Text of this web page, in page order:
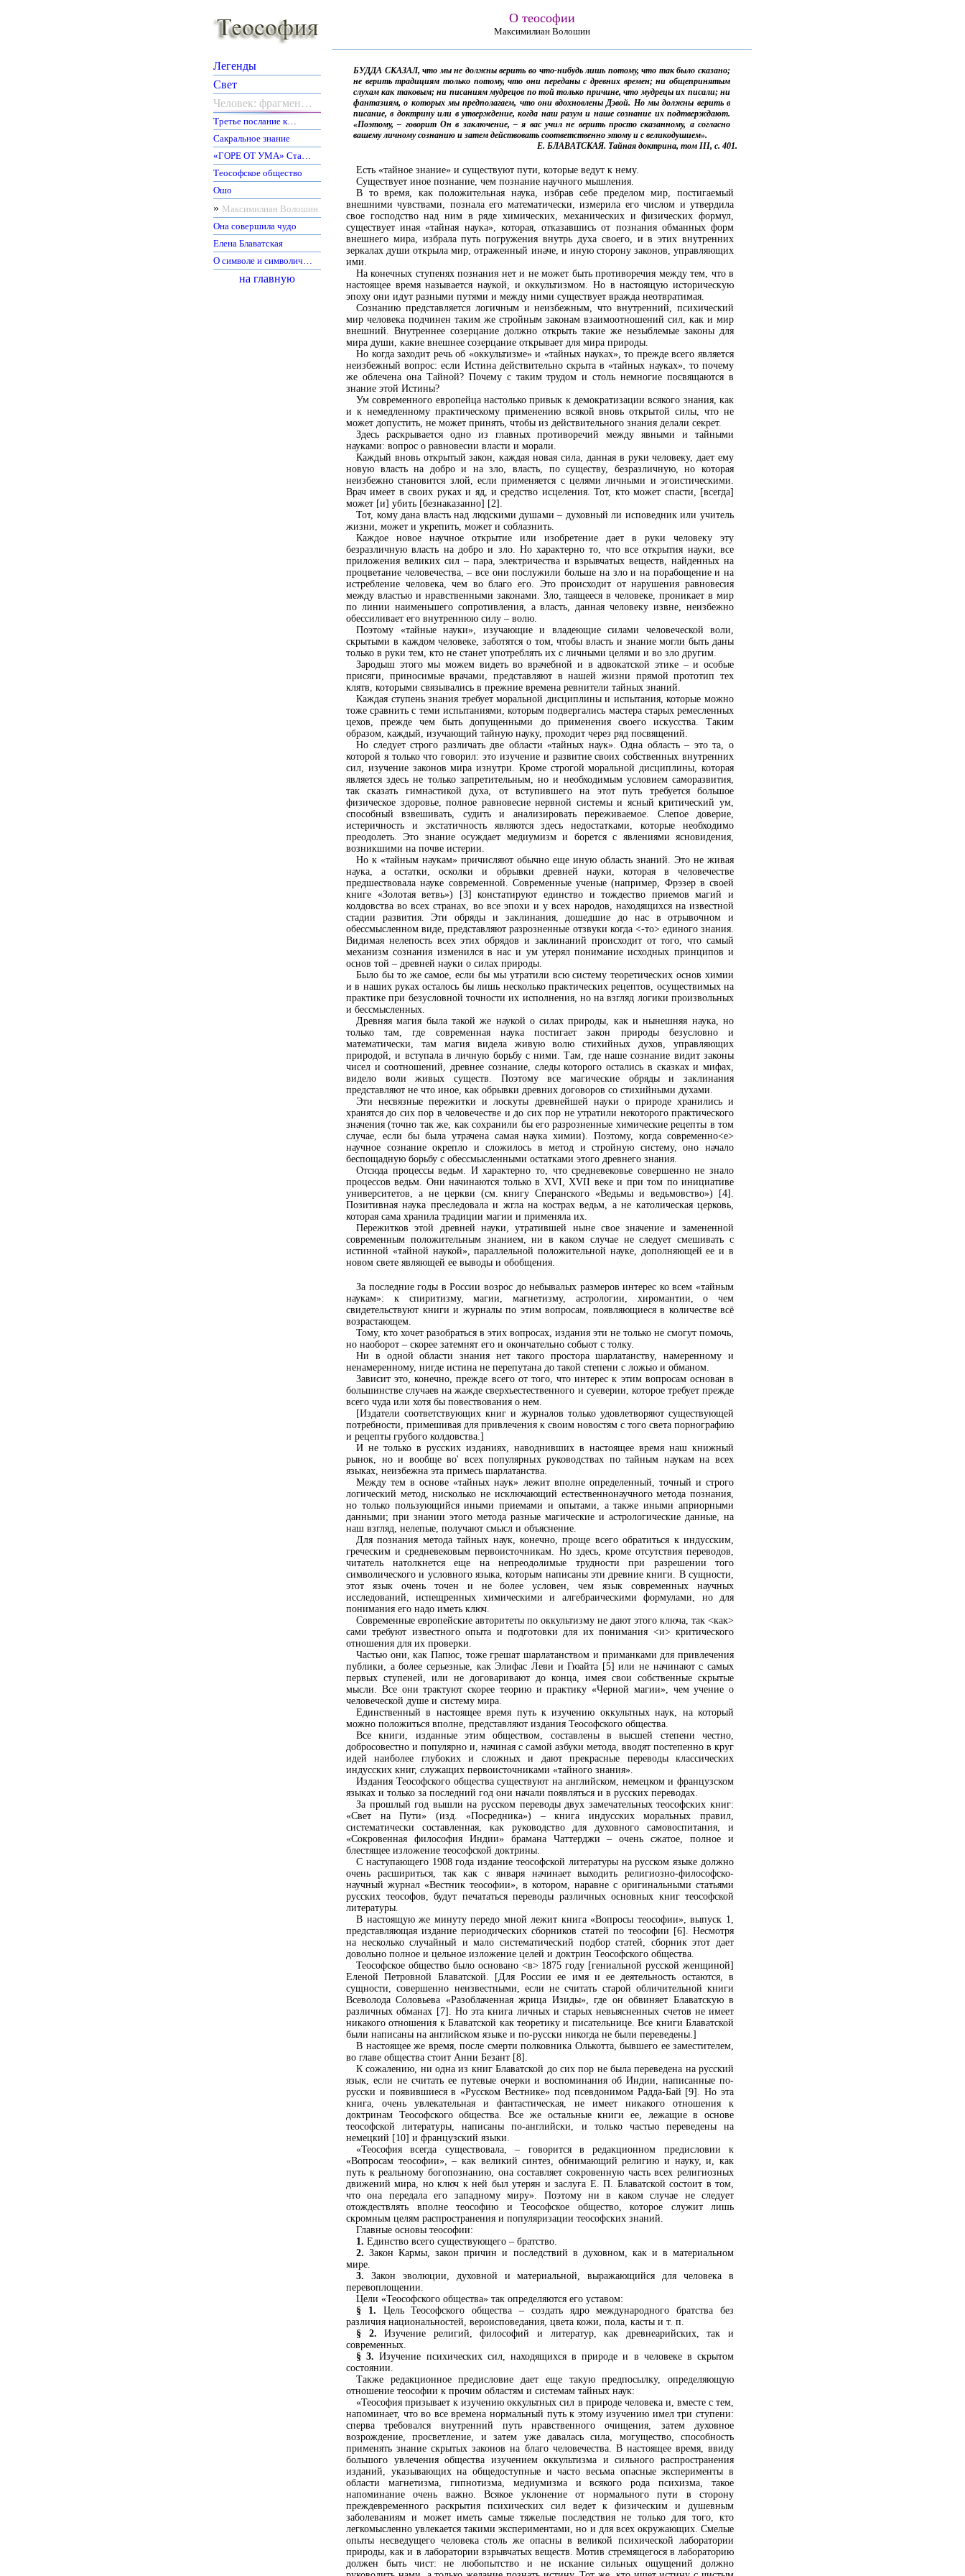
О теософии
Максимилиан Волошин
Легенды
Свет
Человек: фрагмен…
Третье послание к…
Сакральное знание
«ГОРЕ ОТ УМА» Ста…
Теософское общество
Ошо
» Максимилиан Волошин
Она совершила чудо
Елена Блаватская
О символе и символич…
на главную
БУДДА СКАЗАЛ, что мы не должны верить во что-нибудь лишь потому, что так было сказано;
не верить традициям только потому, что они переданы с древних времен; ни общепринятым
слухам как таковым; ни писаниям мудрецов по той только причине, что мудрецы их писали; ни
фантазиям, о которых мы предполагаем, что они вдохновлены Дэвой. Но мы должны верить в
писание, в доктрину или в утверждение, когда наш разум и наше сознание их подтверждают.
«Поэтому, – говорит Он в заключение, – я вас учил не верить просто сказанному, а согласно
вашему личному сознанию и затем действовать соответственно этому и с великодушием».
Е. БЛАВАТСКАЯ. Тайная доктрина, том III, с. 401.
Есть «тайное знание» и существуют пути, которые ведут к нему.
Существует иное познание, чем познание научного мышления.
В то время, как положительная наука, избрав себе пределом мир, постигаемый
внешними чувствами, познала его математически, измерила его числом и утвердила
свое господство над ним в ряде химических, механических и физических формул,
существует иная «тайная наука», которая, отказавшись от познания обманных форм
внешнего мира, избрала путь погружения внутрь духа своего, и в этих внутренних
зеркалах души открыла мир, отраженный иначе, и иную сторону законов, управляющих
ими.
На конечных ступенях познания нет и не может быть противоречия между тем, что в
настоящее время называется наукой, и оккультизмом. Но в настоящую историческую
эпоху они идут разными путями и между ними существует вражда неотвратимая.
Сознанию представляется логичным и неизбежным, что внутренний, психический
мир человека подчинен таким же стройным законам взаимоотношений сил, как и мир
внешний. Внутреннее созерцание должно открыть такие же незыблемые законы для
мира души, какие внешнее созерцание открывает для мира природы.
Но когда заходит речь об «оккультизме» и «тайных науках», то прежде всего является
неизбежный вопрос: если Истина действительно скрыта в «тайных науках», то почему
же облечена она Тайной? Почему с таким трудом и столь немногие посвящаются в
знание этой Истины?
Ум современного европейца настолько привык к демократизации всякого знания, как
и к немедленному практическому применению всякой вновь открытой силы, что не
может допустить, не может принять, чтобы из действительного знания делали секрет.
Здесь раскрывается одно из главных противоречий между явными и тайными
науками: вопрос о равновесии власти и морали.
Каждый вновь открытый закон, каждая новая сила, данная в руки человеку, дает ему
новую власть на добро и на зло, власть, по существу, безразличную, но которая
неизбежно становится злой, если применяется с целями личными и эгоистическими.
Врач имеет в своих руках и яд, и средство исцеления. Тот, кто может спасти, [всегда]
может [и] убить [безнаказанно] [2].
Тот, кому дана власть над людскими душами – духовный ли исповедник или учитель
жизни, может и укрепить, может и соблазнить.
Каждое новое научное открытие или изобретение дает в руки человеку эту
безразличную власть на добро и зло. Но характерно то, что все открытия науки, все
приложения великих сил – пара, электричества и взрывчатых веществ, найденных на
процветание человечества, – все они послужили больше на зло и на порабощение и на
истребление человека, чем во благо его. Это происходит от нарушения равновесия
между властью и нравственными законами. Зло, таящееся в человеке, проникает в мир
по линии наименьшего сопротивления, а власть, данная человеку извне, неизбежно
обессиливает его внутреннюю силу – волю.
Поэтому «тайные науки», изучающие и владеющие силами человеческой воли,
скрытыми в каждом человеке, заботятся о том, чтобы власть и знание могли быть даны
только в руки тем, кто не станет употреблять их с личными целями и во зло другим.
Зародыш этого мы можем видеть во врачебной и в адвокатской этике – и особые
присяги, приносимые врачами, представляют в нашей жизни прямой прототип тех
клятв, которыми связывались в прежние времена ревнители тайных знаний.
Каждая ступень знания требует моральной дисциплины и испытания, которые можно
тоже сравнить с теми испытаниями, которым подвергались мастера старых ремесленных
цехов, прежде чем быть допущенными до применения своего искусства. Таким
образом, каждый, изучающий тайную науку, проходит через ряд посвящений.
Но следует строго различать две области «тайных наук». Одна область – это та, о
которой я только что говорил: это изучение и развитие своих собственных внутренних
сил, изучение законов мира изнутри. Кроме строгой моральной дисциплины, которая
является здесь не только запретительным, но и необходимым условием саморазвития,
так сказать гимнастикой духа, от вступившего на этот путь требуется большое
физическое здоровье, полное равновесие нервной системы и ясный критический ум,
способный взвешивать, судить и анализировать переживаемое. Слепое доверие,
истеричность и экстатичность являются здесь недостатками, которые необходимо
преодолеть. Это знание осуждает медиумизм и борется с явлениями ясновидения,
возникшими на почве истерии.
Но к «тайным наукам» причисляют обычно еще иную область знаний. Это не живая
наука, а остатки, осколки и обрывки древней науки, которая в человечестве
предшествовала науке современной. Современные ученые (например, Фрэзер в своей
книге «Золотая ветвь») [3] констатируют единство и тождество приемов магий и
колдовства во всех странах, во все эпохи и у всех народов, находящихся на известной
стадии развития. Эти обряды и заклинания, дошедшие до нас в отрывочном и
обессмысленном виде, представляют разрозненные отзвуки когда <-то> единого знания.
Видимая нелепость всех этих обрядов и заклинаний происходит от того, что самый
механизм сознания изменился в нас и ум утерял понимание исходных принципов и
основ той – древней науки о силах природы.
Было бы то же самое, если бы мы утратили всю систему теоретических основ химии
и в наших руках осталось бы лишь несколько практических рецептов, осуществимых на
практике при безусловной точности их исполнения, но на взгляд логики произвольных
и бессмысленных.
Древняя магия была такой же наукой о силах природы, как и нынешняя наука, но
только там, где современная наука постигает закон природы безусловно и
математически, там магия видела живую волю стихийных духов, управляющих
природой, и вступала в личную борьбу с ними. Там, где наше сознание видит законы
чисел и соотношений, древнее сознание, следы которого остались в сказках и мифах,
видело воли живых существ. Поэтому все магические обряды и заклинания
представляют не что иное, как обрывки древних договоров со стихийными духами.
Эти несвязные пережитки и лоскуты древнейшей науки о природе хранились и
хранятся до сих пор в человечестве и до сих пор не утратили некоторого практического
значения (точно так же, как сохранили бы его разрозненные химические рецепты в том
случае, если бы была утрачена самая наука химии). Поэтому, когда современно<е>
научное сознание окрепло и сложилось в метод и стройную систему, оно начало
беспощадную борьбу с обессмысленными остатками этого древнего знания.
Отсюда процессы ведьм. И характерно то, что средневековье совершенно не знало
процессов ведьм. Они начинаются только в XVI, XVII веке и при том по инициативе
университетов, а не церкви (см. книгу Сперанского «Ведьмы и ведьмовство») [4].
Позитивная наука преследовала и жгла на кострах ведьм, а не католическая церковь,
которая сама хранила традиции магии и применяла их.
Пережитков этой древней науки, утратившей ныне свое значение и замененной
современным положительным знанием, ни в каком случае не следует смешивать с
истинной «тайной наукой», параллельной положительной науке, дополняющей ее и в
новом свете являющей ее выводы и обобщения.
За последние годы в России возрос до небывалых размеров интерес ко всем «тайным
наукам»: к спиритизму, магии, магнетизму, астрологии, хиромантии, о чем
свидетельствуют книги и журналы по этим вопросам, появляющиеся в количестве всё
возрастающем.
Тому, кто хочет разобраться в этих вопросах, издания эти не только не смогут помочь,
но наоборот – скорее затемнят его и окончательно собьют с толку.
Ни в одной области знания нет такого простора шарлатанству, намеренному и
ненамеренному, нигде истина не перепутана до такой степени с ложью и обманом.
Зависит это, конечно, прежде всего от того, что интерес к этим вопросам основан в
большинстве случаев на жажде сверхъестественного и суеверии, которое требует прежде
всего чуда или хотя бы повествования о нем.
[Издатели соответствующих книг и журналов только удовлетворяют существующей
потребности, примешивая для привлечения к своим новостям с того света порнографию
и рецепты грубого колдовства.]
И не только в русских изданиях, наводнивших в настоящее время наш книжный
рынок, но и вообще во' всех популярных руководствах по тайным наукам на всех
языках, неизбежна эта примесь шарлатанства.
Между тем в основе «тайных наук» лежит вполне определенный, точный и строго
логический метод, нисколько не исключающий естественнонаучного метода познания,
но только пользующийся иными приемами и опытами, а также иными априорными
данными; при знании этого метода разные магические и астрологические данные, на
наш взгляд, нелепые, получают смысл и объяснение.
Для познания метода тайных наук, конечно, проще всего обратиться к индусским,
греческим и средневековым первоисточникам. Но здесь, кроме отсутствия переводов,
читатель натолкнется еще на непреодолимые трудности при разрешении того
символического и условного языка, которым написаны эти древние книги. В сущности,
этот язык очень точен и не более условен, чем язык современных научных
исследований, испещренных химическими и алгебраическими формулами, но для
понимания его надо иметь ключ.
Современные европейские авторитеты по оккультизму не дают этого ключа, так <как>
сами требуют известного опыта и подготовки для их понимания <и> критического
отношения для их проверки.
Частью они, как Папюс, тоже грешат шарлатанством и приманками для привлечения
публики, а более серьезные, как Элифас Леви и Гюайта [5] или не начинают с самых
первых ступеней, или не договаривают до конца, имея свои собственные скрытые
мысли. Все они трактуют скорее теорию и практику «Черной магии», чем учение о
человеческой душе и систему мира.
Единственный в настоящее время путь к изучению оккультных наук, на который
можно положиться вполне, представляют издания Теософского общества.
Все книги, изданные этим обществом, составлены в высшей степени честно,
добросовестно и популярно и, начиная с самой азбуки метода, вводят постепенно в круг
идей наиболее глубоких и сложных и дают прекрасные переводы классических
индусских книг, служащих первоисточниками «тайного знания».
Издания Теософского общества существуют на английском, немецком и французском
языках и только за последний год они начали появляться и в русских переводах.
За прошлый год вышли на русском переводы двух замечательных теософских книг:
«Свет на Пути» (изд. «Посредника») – книга индусских моральных правил,
систематически составленная, как руководство для духовного самовоспитания, и
«Сокровенная философия Индии» брамана Чаттерджи – очень сжатое, полное и
блестящее изложение теософской доктрины.
С наступающего 1908 года издание теософской литературы на русском языке должно
очень расшириться, так как с января начинает выходить религиозно-философско-
научный журнал «Вестник теософии», в котором, наравне с оригинальными статьями
русских теософов, будут печататься переводы различных основных книг теософской
литературы.
В настоящую же минуту передо мной лежит книга «Вопросы теософии», выпуск 1,
представляющая издание периодических сборников статей по теософии [6]. Несмотря
на несколько случайный и мало систематический подбор статей, сборник этот дает
довольно полное и цельное изложение целей и доктрин Теософского общества.
Теософское общество было основано <в> 1875 году [гениальной русской женщиной]
Еленой Петровной Блаватской. [Для России ее имя и ее деятельность остаются, в
сущности, совершенно неизвестными, если не считать старой обличительной книги
Всеволода Соловьева «Разоблаченная жрица Изиды», где он обвиняет Блаватскую в
различных обманах [7]. Но эта книга личных и старых невыясненных счетов не имеет
никакого отношения к Блаватской как теоретику и писательнице. Все книги Блаватской
были написаны на английском языке и по-русски никогда не были переведены.]
В настоящее же время, после смерти полковника Олькотта, бывшего ее заместителем,
во главе общества стоит Анни Безант [8].
К сожалению, ни одна из книг Блаватской до сих пор не была переведена на русский
язык, если не считать ее путевые очерки и воспоминания об Индии, написанные по-
русски и появившиеся в «Русском Вестнике» под псевдонимом Радда-Бай [9]. Но эта
книга, очень увлекательная и фантастическая, не имеет никакого отношения к
доктринам Теософского общества. Все же остальные книги ее, лежащие в основе
теософской литературы, написаны по-английски, и только частью переведены на
немецкий [10] и французский языки.
«Теософия всегда существовала, – говорится в редакционном предисловии к
«Вопросам теософии», – как великий синтез, обнимающий религию и науку, и, как
путь к реальному богопознанию, она составляет сокровенную часть всех религиозных
движений мира, но ключ к ней был утерян и заслуга Е. П. Блаватской состоит в том,
что она передала его западному миру». Поэтому ни в каком случае не следует
отождествлять вполне теософию и Теософское общество, которое служит лишь
скромным целям распространения и популяризации теософских знаний.
Главные основы теософии:
1. Единство всего существующего – братство.
2.Закон Кармы, закон причин и последствий в духовном, как и в материальном
мире.
3. Закон эволюции, духовной и материальной, выражающийся для человека в
перевоплощении.
Цели «Теософского общества» так определяются его уставом:
§ 1. Цель Теософского общества – создать ядро международного братства без
различия национальностей, вероисповедания, цвета кожи, пола, касты и т. п.
§ 2.Изучение религий, философий и литератур, как древнеарийских, так и
современных.
§ 3.Изучение психических сил, находящихся в природе и в человеке в скрытом
состоянии.
Также редакционное предисловие дает еще такую предпосылку, определяющую
отношение теософии к прочим областям и системам тайных наук:
«Теософия призывает к изучению оккультных сил в природе человека и, вместе с тем,
напоминает, что во все времена нормальный путь к этому изучению имел три ступени:
сперва требовался внутренний путь нравственного очищения, затем духовное
возрождение, просветление, и затем уже давалась сила, могущество, способность
применять знание скрытых законов на благо человечества. В настоящее время, ввиду
большого увлечения общества изучением оккультизма и сильного распространения
изданий, указывающих на общедоступные и часто весьма опасные эксперименты в
области магнетизма, гипнотизма, медиумизма и всякого рода психизма, такое
напоминание очень важно. Всякое уклонение от нормального пути в сторону
преждевременного раскрытия психических сил ведет к физическим и душевным
заболеваниям и может иметь самые тяжелые последствия не только для того, кто
легкомысленно увлекается такими экспериментами, но и для всех окружающих. Смелые
опыты несведущего человека столь же опасны в великой психической лаборатории
природы, как и в лаборатории взрывчатых веществ. Мотив стремящегося в лабораторию
должен быть чист: не любопытство и не искание сильных ощущений должно